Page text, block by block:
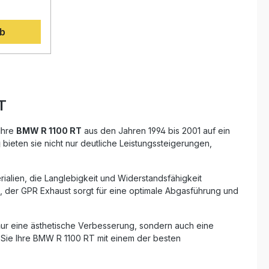
eine
Sound –
Der
Die
BMW R 1100 RT aus den Jahren 1994 bis 2001 auf ein
sie nicht nur deutliche Leistungssteigerungen,
die Langlebigkeit und Widerstandsfähigkeit
GPR Exhaust sorgt für eine optimale Abgasführung und
eine ästhetische Verbesserung, sondern auch eine
Ihre BMW R 1100 RT mit einem der besten